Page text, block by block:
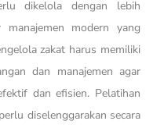
dikelola dengan lebih
manajemen modern yang
zakat harus memiliki
dan manajemen agar
dan efisien. Pelatihan
diselenggarakan secara